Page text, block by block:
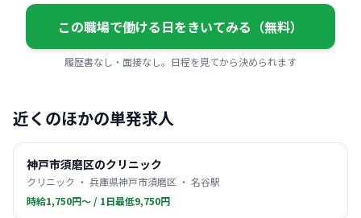
この職場で働ける日をきいてみる（無料）
履歴書なし・面接なし。日程を見てから決められます
近くのほかの単発求人
神戸市須磨区のクリニック
クリニック ・ 兵庫県神戸市須磨区 ・ 名谷駅
時給1,750円〜 / 1日最低9,750円